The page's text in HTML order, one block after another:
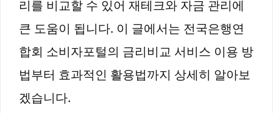
리를 비교할 수 있어 재테크와 자금 관리에
큰 도움이 됩니다. 이 글에서는 전국은행연
합회 소비자포털의 금리비교 서비스 이용 방
법부터 효과적인 활용법까지 상세히 알아보
겠습니다.